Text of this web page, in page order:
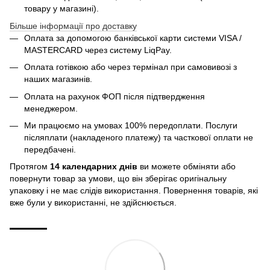
товару у магазині).
Більше інформації про доставку
Оплата за допомогою банківської карти системи VISA /
MASTERCARD через систему LiqPay.
Оплата готівкою або через термінал при самовивозі з
наших магазинів.
Оплата на рахунок ФОП після підтвердження
менеджером.
Ми працюємо на умовах 100% передоплати. Послуги
післяплати (накладеного платежу) та часткової оплати не
передбачені.
Протягом 14 календарних днів ви можете обміняти або
повернути товар за умови, що він зберігає оригінальну
упаковку і не має слідів використання. Повернення товарів, які
вже були у використанні, не здійснюється.